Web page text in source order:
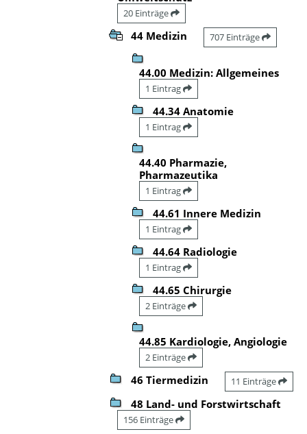
20 Einträge
44 Medizin 707 Einträge
44.00 Medizin: Allgemeines
1 Eintrag
44.34 Anatomie
1 Eintrag
44.40 Pharmazie,
Pharmazeutika
1 Eintrag
44.61 Innere Medizin
1 Eintrag
44.64 Radiologie
1 Eintrag
44.65 Chirurgie
2 Einträge
44.85 Kardiologie, Angiologie
2 Einträge
46 Tiermedizin 11 Einträge
48 Land- und Forstwirtschaft
156 Einträge